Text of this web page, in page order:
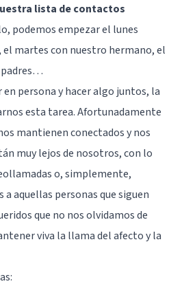
lista de contactos
podemos empezar el lunes
martes con nuestro hermano, el
padres…
en persona y hacer algo juntos, la
esta tarea. Afortunadamente
mantienen conectados y nos
muy lejos de nosotros, con lo
o, simplemente,
aquellas personas que siguen
que no nos olvidamos de
viva la llama del afecto y la